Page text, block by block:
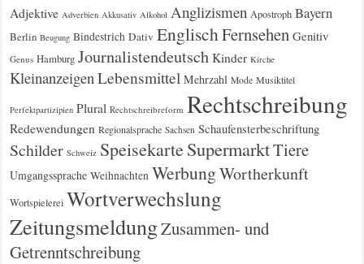
Adjektive Adverbien Akkusativ Alkohol Anglizismen Apostroph Bayern
Berlin Beugung Bindestrich Dativ EnglischFernsehen Genitiv
Genus Hamburg Journalistendeutsch Kinder Kirche
Kleinanzeigen Lebensmittel Mehrzahl Mode Musiktitel
Perfektpartizipien Plural Rechtschreibreform Rechtschreibung
Redewendungen Regionalsprache Sachsen Schaufensterbeschriftung
Schilder Schweiz Speisekarte SupermarktTiere
Umgangssprache Weihnachten WerbungWortherkunft
Wortspielerei Wortverwechslung
ZeitungsmeldungZusammen- und
Getrenntschreibung